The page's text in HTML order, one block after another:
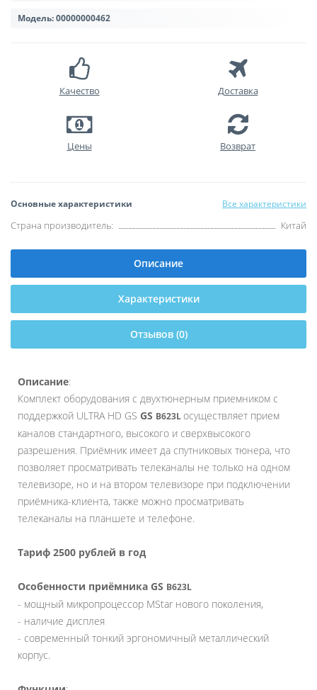
Модель:00000000462
Качество Доставка
Цены Возврат
Основные характеристики Все характеристики
Страна производитель: Китай
Описание
Характеристики
Отзывов (0)
Описание:
Комплект оборудования с двухтюнерным приемником с
поддержкой ULTRA HD GS GS B623L осуществляет прием
каналов стандартного, высокого и сверхвысокого
разрешения. Приёмник имеет да спутниковых тюнера, что
позволяет просматривать телеканалы не только на одном
телевизоре, но и на втором телевизоре при подключении
приёмника-клиента, также можно просматривать
телеканалы на планшете и телефоне.
Тариф 2500 рублей в год
Особенности приёмника GS B623L
- мощный микропроцессор MStar нового поколения,
- наличие дисплея
- современный тонкий эргономичный металлический
корпус.